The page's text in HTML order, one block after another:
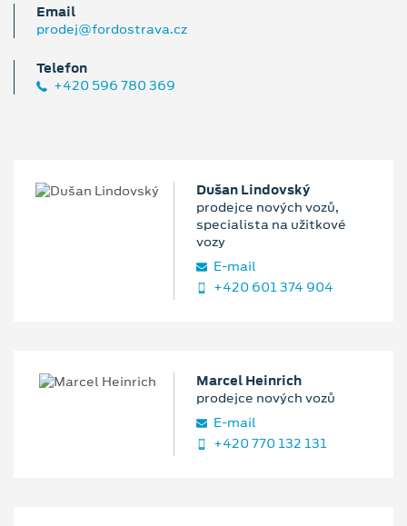
Email
prodej@fordostrava.cz
Telefon
+420 596 780 369
Dušan Lindovský
prodejce nových vozů,
specialista na užitkové
vozy
E‑mail
+420 601 374 904
Marcel Heinrich
prodejce nových vozů
E‑mail
+420 770 132 131